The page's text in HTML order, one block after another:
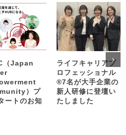
（Japan
）プ
ートのお知
ライフキャリアプ
ロフェッショナル
®︎7名が大手企業の
新人研修に登壇い
たしました